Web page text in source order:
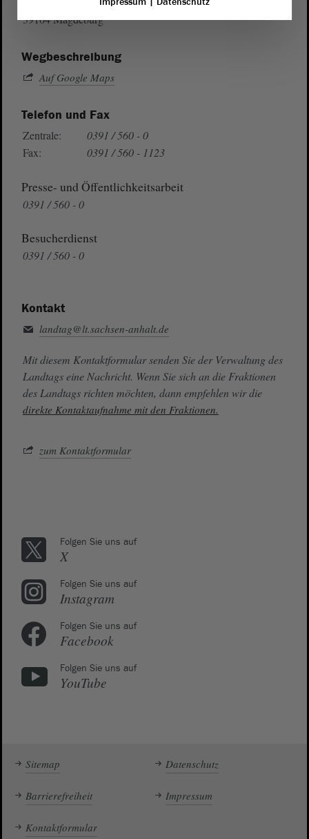
39104 Magdeburg
Wegbeschreibung
Auf Google Maps
Telefon und Fax
Zentrale:
0391 / 560 - 0
Fax:
0391 / 560 - 1123
Presse- und Öffentlichkeitsarbeit
0391 / 560 - 0
Besucherdienst
0391 / 560 - 0
Kontakt
landtag@lt.sachsen-anhalt.de
Mit diesem Kontaktformular senden Sie der Verwaltung des
Landtags eine Nachricht. Wenn Sie sich an die Fraktionen
des Landtags richten möchten, dann empfehlen wir die
direkte Kontaktaufnahme mit den Fraktionen.
zum Kontaktformular
Folgen Sie uns auf
X
Folgen Sie uns auf
Instagram
Folgen Sie uns auf
Facebook
Folgen Sie uns auf
YouTube
Sitemap Datenschutz
Barrierefreiheit Impressum
Kontaktformular